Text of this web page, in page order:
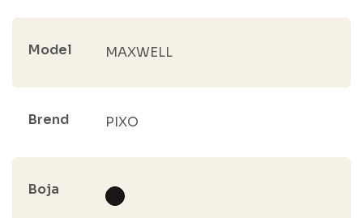
Model MAXWELL
Brend PIXO
Boja